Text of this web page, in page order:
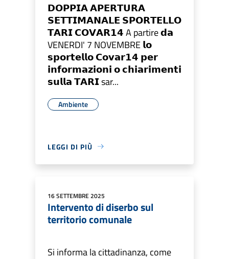
𝗗𝗢𝗣𝗣𝗜𝗔 𝗔𝗣𝗘𝗥𝗧𝗨𝗥𝗔
𝗦𝗘𝗧𝗧𝗜𝗠𝗔𝗡𝗔𝗟𝗘 𝗦𝗣𝗢𝗥𝗧𝗘𝗟𝗟𝗢
𝗧𝗔𝗥𝗜 𝗖𝗢𝗩𝗔𝗥𝟭𝟰 A partire 𝗱𝗮
VENERDI' 7 NOVEMBRE 𝗹𝗼
𝘀𝗽𝗼𝗿𝘁𝗲𝗹𝗹𝗼 𝗖𝗼𝘃𝗮𝗿𝟭𝟰 𝗽𝗲𝗿
𝗶𝗻𝗳𝗼𝗿𝗺𝗮𝘇𝗶𝗼𝗻𝗶 𝗼 𝗰𝗵𝗶𝗮𝗿𝗶𝗺𝗲𝗻𝘁𝗶
𝘀𝘂𝗹𝗹𝗮 𝗧𝗔𝗥𝗜 sar...
Ambiente
LEGGI DI PIÙ
16 SETTEMBRE 2025
Intervento di diserbo sul
territorio comunale
Si informa la cittadinanza, come